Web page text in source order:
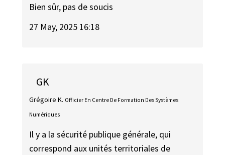
Bien sûr, pas de soucis
27 May, 2025 16:18
GK
Grégoire K. Officier En Centre De Formation Des Systèmes
Numériques
Il y a la sécurité publique générale, qui
correspond aux unités territoriales de